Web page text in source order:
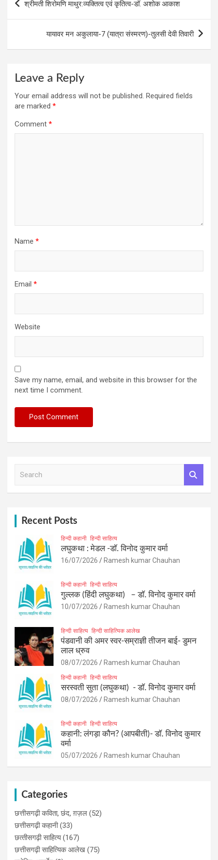
p
p
navigation
श्रीमती शिरोमणि माथुर:व्‍यक्तित्‍व एवं कृतित्‍व-डॉ. अशोक आकाश
यायावर मन अकुलाया-7 (यात्रा संस्‍मरण)-तुलसी देवी तिवारी
Leave a Reply
Your email address will not be published. Required fields
are marked *
Comment *
Name *
Email *
Website
Save my name, email, and website in this browser for the
next time I comment.
Recent Posts
हिन्दी कहानी हिन्दी साहित्य
लघुकथा : मेडल -डॉ. विनोद कुमार वर्मा
16/07/2026 Ramesh kumar Chauhan
हिन्दी कहानी हिन्दी साहित्य
गुल्लक (हिंदी लघुकथा) – डॉ. विनोद कुमार वर्मा
10/07/2026 Ramesh kumar Chauhan
हिन्दी साहित्य हिन्दी साहित्यिक आलेख
पंडवानी की अमर स्वर-सम्राज्ञी तीजन बाई- डुमन
लाल ध्रुव
08/07/2026 Ramesh kumar Chauhan
हिन्दी कहानी हिन्दी साहित्य
सरस्वती सुता (लघुकथा) ​- डॉ. विनोद कुमार वर्मा
08/07/2026 Ramesh kumar Chauhan
हिन्दी कहानी हिन्दी साहित्य
कहानी: लंगड़ा कौन? (आपबीती)​- डॉ. विनोद कुमार
वर्मा
05/07/2026 Ramesh kumar Chauhan
Categories
छत्तीसगढ़ी कविता, छंद, ग़ज़ल (52)
छत्तीसगढ़ी कहानी(33)
छत्‍तीसगढ़ी साहित्‍य(167)
छत्तीसगढ़ी साहित्यिक आलेख (75)